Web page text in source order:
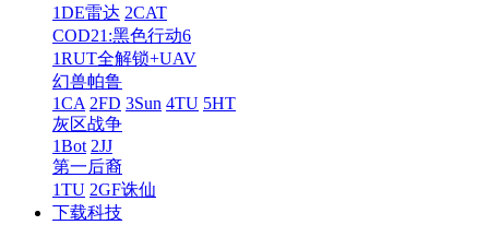
1DE雷达 2CAT
COD21:黑色行动6
1RUT全解锁+UAV
幻兽帕鲁
1CA 2FD 3Sun 4TU 5HT
灰区战争
1Bot 2JJ
第一后裔
1TU 2GF诛仙
下载科技